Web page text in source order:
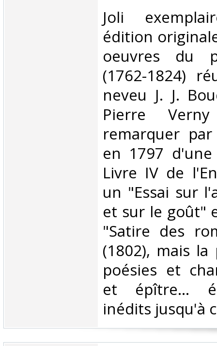
‎Joli
édition
oeuvres du
(1762-1824)
neveu J. J.
Pierre
remarquer
en 1797
Livre IV de
un "Essai sur
et sur le goût"
"Satire des
(1802), mais
poésies et
et épître...
inédits jusqu'à